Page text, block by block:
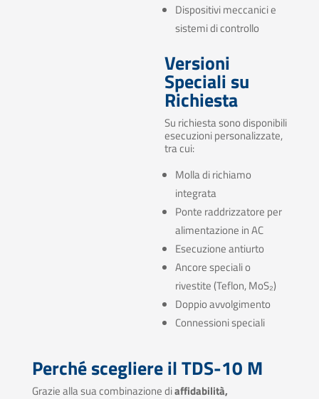
Dispositivi meccanici e
sistemi di controllo
Versioni
Speciali su
Richiesta
Su richiesta sono disponibili
esecuzioni personalizzate,
tra cui:
Molla di richiamo
integrata
Ponte raddrizzatore per
alimentazione in AC
Esecuzione antiurto
Ancore speciali o
rivestite (Teflon, MoS₂)
Doppio avvolgimento
Connessioni speciali
Perché scegliere il TDS-10 M
Grazie alla sua combinazione diaffidabilità,